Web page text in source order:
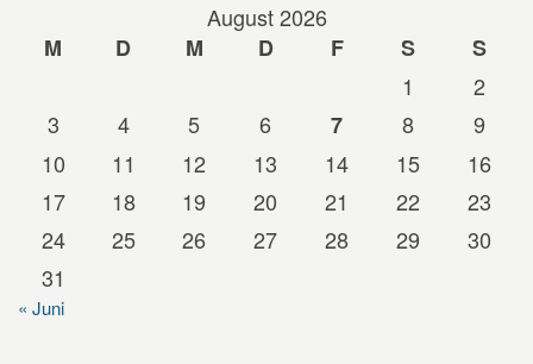
August 2026
M
D M D F S
S
1
2
3
4 5 6 7 8
9
10
11 12 13 14 15
16
17
18 19 20 21 22
23
24
25 26 27 28 29
30
31
« Juni